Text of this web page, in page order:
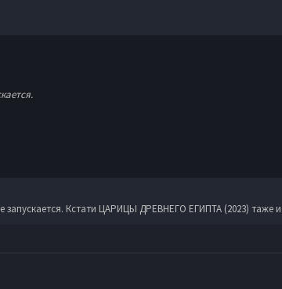
Кстати ЦАРИЦЫ ДРЕВНЕГО ЕГИПТА (2023) таже